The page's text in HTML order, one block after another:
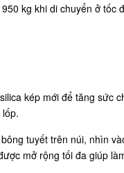
kg khi di chuyển ở
kép mới để tăng
tuyết trên núi, nhìn
mở rộng tối đa giúp